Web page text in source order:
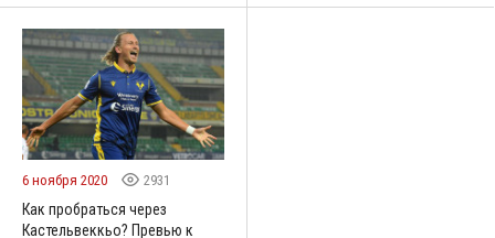
6 ноября 2020 2931
Как пробраться через
Кастельвеккьо? Превью к